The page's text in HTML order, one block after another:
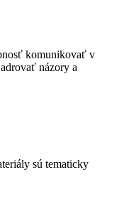
komunikovať v
názory a
sú tematicky